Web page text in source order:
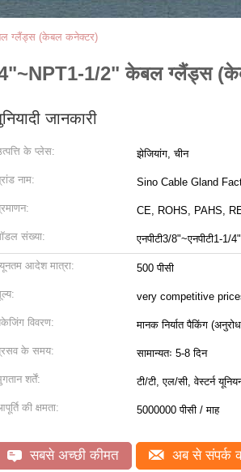
ग्लैंड्स (केबल कनेक्टर)
4"~NPT1-1/2" केबल ग्लैंड्स
जानकारी
के प्लेस: झेजियांग, चीन
नाम: Sino Cable Gland
CE, ROHS, PAHS,
संख्या: एनपीटी3/8"~एनपीटी1-1/4"
आदेश मात्रा: 500 पीसी
very competitive
विवरण: मानक निर्यात पैकिंग
के समय: सामान्यतः 5-8 दिन
शर्तें: टी/टी, एल/सी, वेस्टर्न
की क्षमता: 5000000 पीसी / माह
सबसे अच्छी कीमत अब से संपर्क